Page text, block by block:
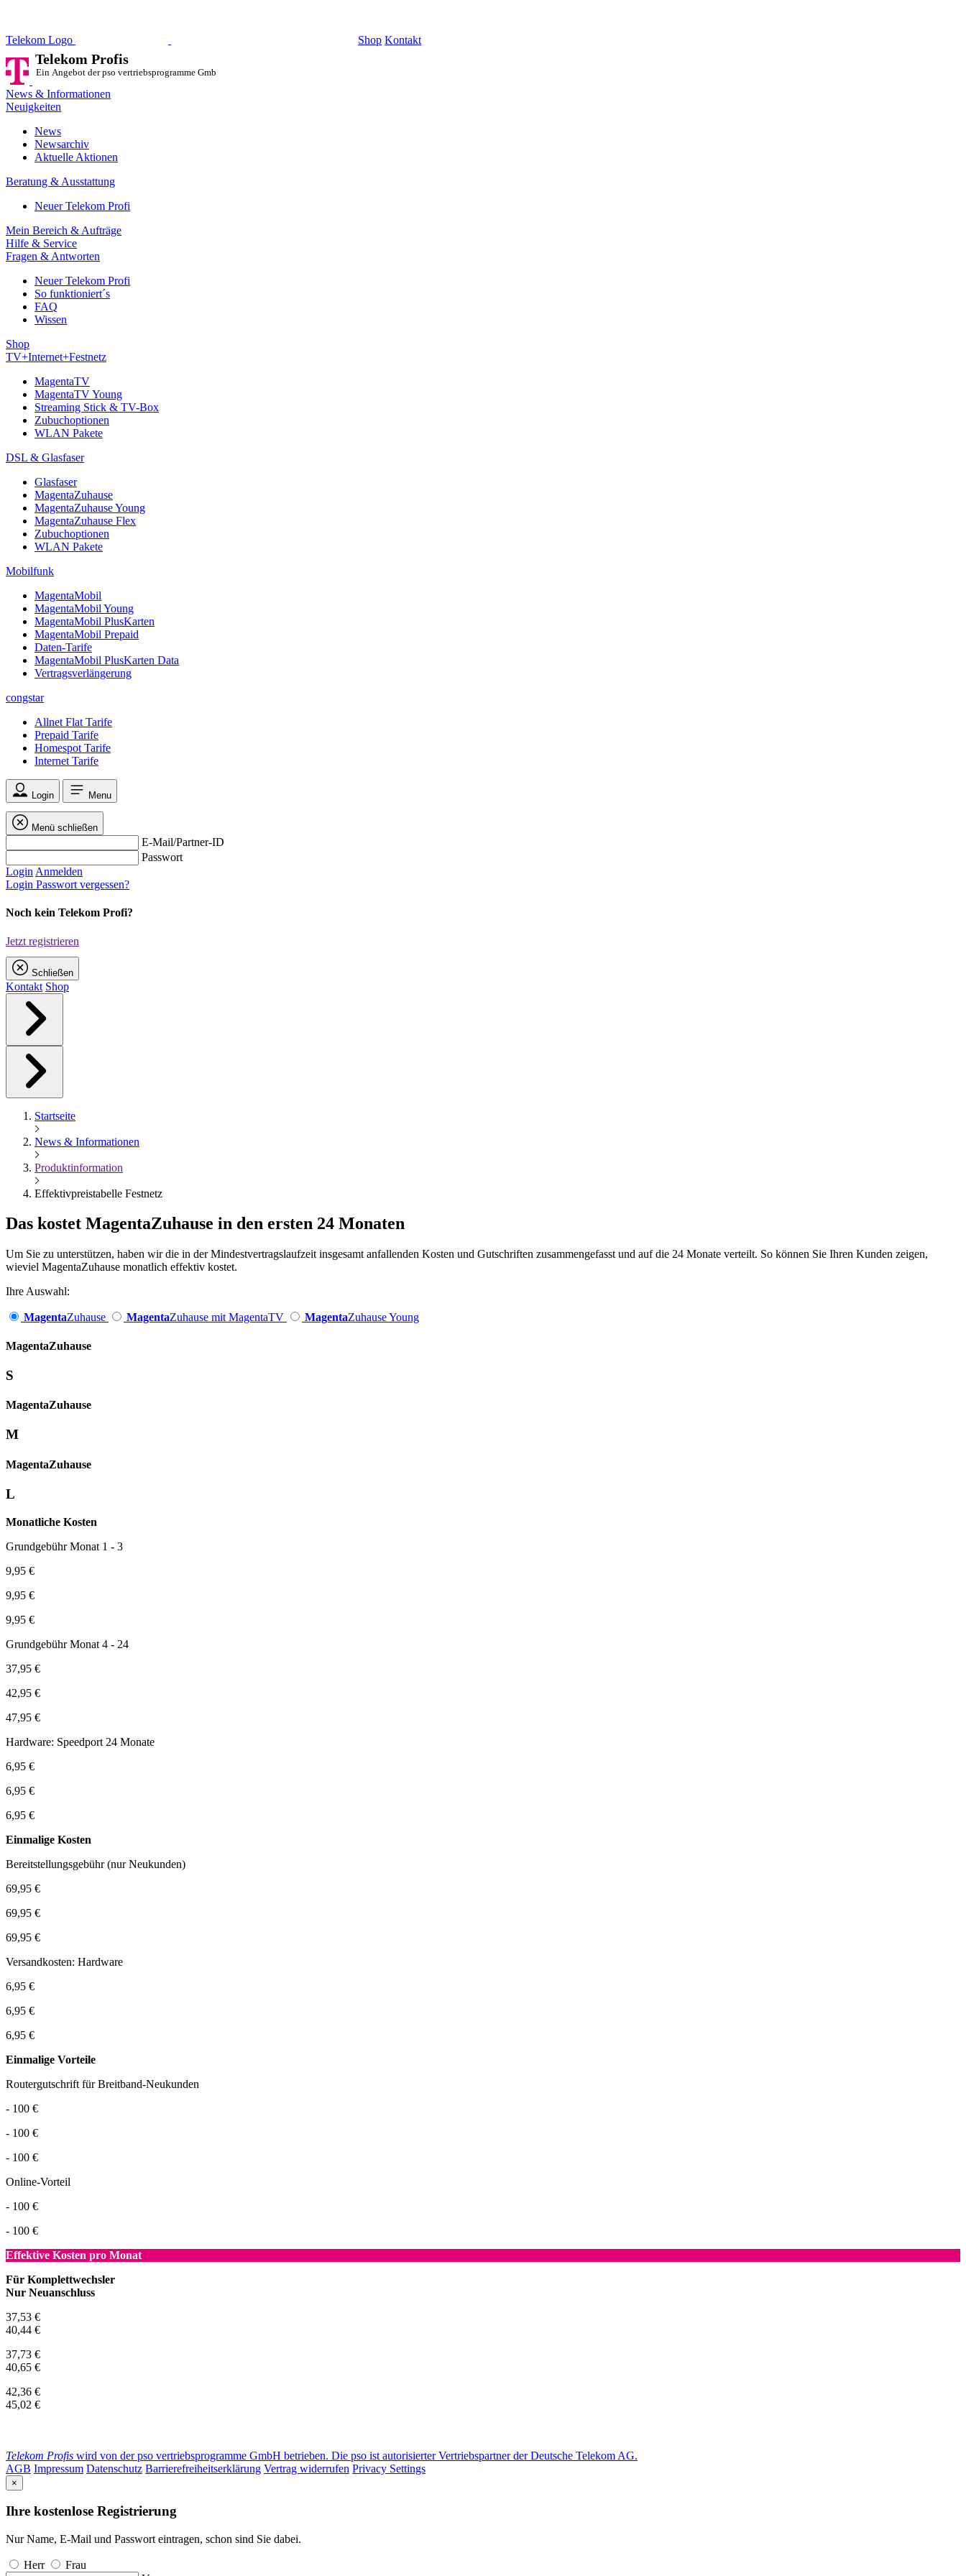
Telekom Logo Shop Kontakt
Telekom Profis
Ein Angebot der pso vertriebsprogramme GmbH
News & Informationen
Neuigkeiten
News
Newsarchiv
Aktuelle Aktionen
Beratung & Ausstattung
Neuer Telekom Profi
Mein Bereich & Aufträge
Hilfe & Service
Fragen & Antworten
Neuer Telekom Profi
So funktioniert´s
FAQ
Wissen
Shop
TV+Internet+Festnetz
MagentaTV
MagentaTV Young
Streaming Stick & TV-Box
Zubuchoptionen
WLAN Pakete
DSL & Glasfaser
Glasfaser
MagentaZuhause
MagentaZuhause Young
MagentaZuhause Flex
Zubuchoptionen
WLAN Pakete
Mobilfunk
MagentaMobil
MagentaMobil Young
MagentaMobil PlusKarten
MagentaMobil Prepaid
Daten-Tarife
MagentaMobil PlusKarten Data
Vertragsverlängerung
congstar
Allnet Flat Tarife
Prepaid Tarife
Homespot Tarife
Internet Tarife
Login Menu
Menü schließen
E-Mail/Partner-ID
Passwort
Login Anmelden
Login Passwort vergessen?
Noch kein Telekom Profi?
Jetzt registrieren
Schließen
Kontakt Shop
Startseite
News & Informationen
Produktinformation
Effektivpreistabelle Festnetz
Das kostet MagentaZuhause in den ersten 24 Monaten
Um Sie zu unterstützen, haben wir die in der Mindestvertragslaufzeit insgesamt anfallenden Kosten und Gutschriften zusammengefasst und auf die 24 Monate verteilt. So können Sie Ihren Kunden zeigen,
wieviel MagentaZuhause monatlich effektiv kostet.
Ihre Auswahl:
MagentaZuhause MagentaZuhause mit MagentaTV MagentaZuhause Young
Magenta­Zuhause
S
Magenta­Zuhause
M
Magenta­Zuhause
L
Monatliche Kosten
Grundgebühr Monat 1 - 3
9,95 €
9,95 €
9,95 €
Grundgebühr Monat 4 - 24
37,95 €
42,95 €
47,95 €
Hardware: Speedport 24 Monate
6,95 €
6,95 €
6,95 €
Einmalige Kosten
Bereitstellungsgebühr (nur Neukunden)
69,95 €
69,95 €
69,95 €
Versandkosten: Hardware
6,95 €
6,95 €
6,95 €
Einmalige Vorteile
Routergutschrift für Breitband-Neukunden
- 100 €
- 100 €
- 100 €
Online-Vorteil
- 100 €
- 100 €
Effektive Kosten pro Monat
Für Komplettwechsler
Nur Neuanschluss
37,53 €
40,44 €
37,73 €
40,65 €
42,36 €
45,02 €
Telekom Profis wird von der pso vertriebsprogramme GmbH betrieben. Die pso ist autorisierter Vertriebspartner der Deutsche Telekom AG.
AGB Impressum Datenschutz Barrierefreiheitserklärung Vertrag widerrufen Privacy Settings
×
Ihre kostenlose Registrierung
Nur Name, E-Mail und Passwort eintragen, schon sind Sie dabei.
Herr
Frau